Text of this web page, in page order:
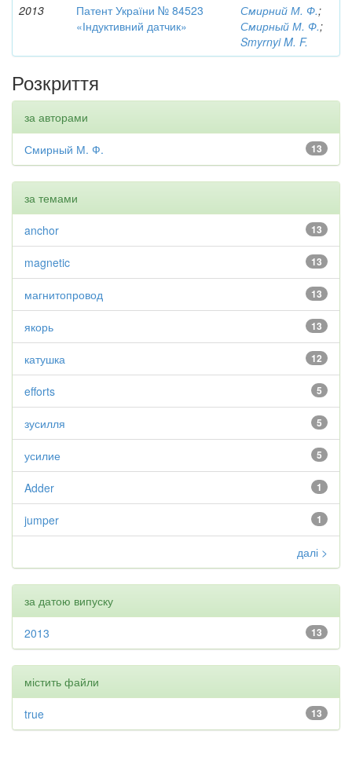
2013
Патент України № 84523
«Індуктивний датчик»
Смирний М. Ф.;
Смирный М. Ф.;
Smyrnyi M. F.
Розкриття
за авторами
13
Смирный М. Ф.
за темами
13
anchor
13
magnetic
13
магнитопровод
13
якорь
12
катушка
5
efforts
5
зусилля
5
усилие
1
Adder
1
jumper
далі >
за датою випуску
13
2013
містить файли
13
true